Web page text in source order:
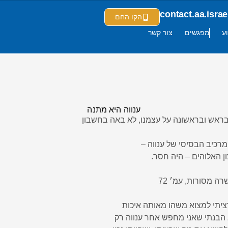
הקו החם
מפגשים צור קשר
ענווה היא מתנה
בראש ובראשונה על עצמנו, לא באה בחשבון
הבסיסי של ענווה –
האלוהים – היה חסר.
מסורות, עמ׳ 72
שאני מחפש אחר ענווה רק